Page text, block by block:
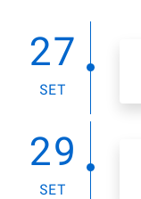
27
SET
29
SET